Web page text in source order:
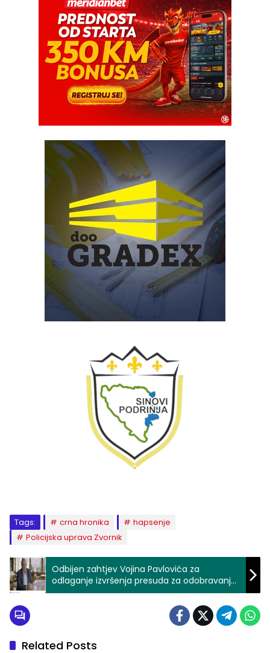
Tags: crna hronika
hapsenje
Policijska uprava Zvornik
Odbijen zahtjev Vojina Pavlovića za
odlaganje izvršenja presuda za odobravanje
genocida i veličanje zločinaca
Related Posts